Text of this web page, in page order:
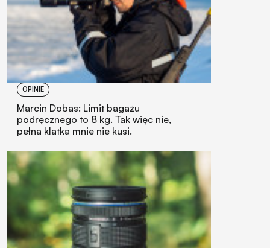
OPINIE
Marcin Dobas: Limit bagażu
podręcznego to 8 kg. Tak więc nie,
pełna klatka mnie nie kusi.